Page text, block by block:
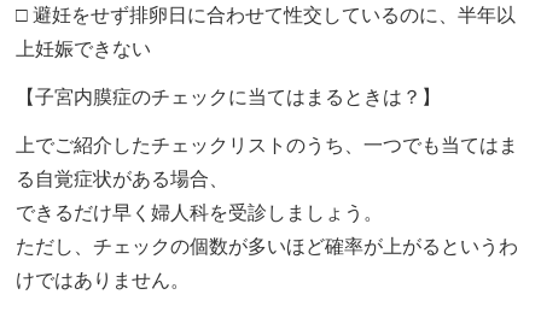
□ 避妊をせず排卵日に合わせて性交しているのに、半年以
上妊娠できない
【子宮内膜症のチェックに当てはまるときは？】
上でご紹介したチェックリストのうち、一つでも当てはま
る自覚症状がある場合、
できるだけ早く婦人科を受診しましょう。
ただし、チェックの個数が多いほど確率が上がるというわ
けではありません。